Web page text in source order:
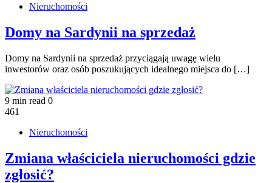
Nieruchomości
Domy na Sardynii na sprzedaż
Domy na Sardynii na sprzedaż przyciągają uwagę wielu
inwestorów oraz osób poszukujących idealnego miejsca do […]
9 min read 0
461
Nieruchomości
Zmiana właściciela nieruchomości gdzie
zgłosić?